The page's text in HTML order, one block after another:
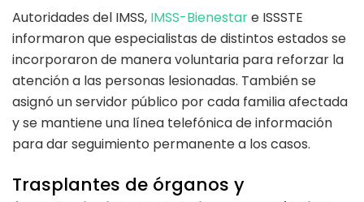
Autoridades del IMSS, IMSS-Bienestare ISSSTE
informaron que especialistas de distintos estados se
incorporaron de manera voluntaria para reforzar la
atención a las personas lesionadas. También se
asignó un servidor público por cada familia afectada
y se mantiene una línea telefónica de información
para dar seguimiento permanente a los casos.
Trasplantes de órganos y